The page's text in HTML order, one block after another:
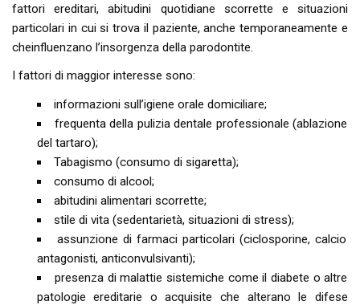
fattori ereditari, abitudini quotidiane scorrette e situazioni
particolari in cui si trova il paziente, anche temporaneamente e
cheinfluenzano l’insorgenza della parodontite.
I fattori di maggior interesse sono:
informazioni sull’igiene orale domiciliare;
frequenta della pulizia dentale professionale (ablazione
del tartaro);
Tabagismo (consumo di sigaretta);
consumo di alcool;
abitudini alimentari scorrette;
stile di vita (sedentarietà, situazioni di stress);
assunzione di farmaci particolari (ciclosporine, calcio
antagonisti, anticonvulsivanti);
presenza di malattie sistemiche come il diabete o altre
patologie ereditarie o acquisite che alterano le difese